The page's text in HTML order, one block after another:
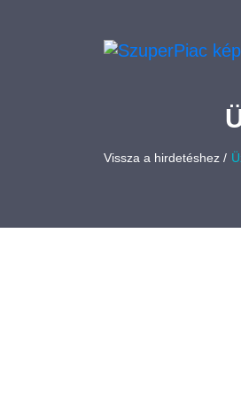
Vissza a hirdetéshez /